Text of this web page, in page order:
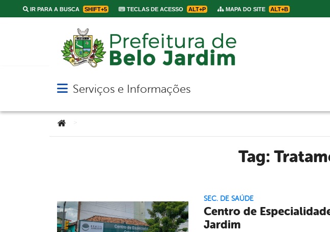
IR PARA A BUSCA SHIFT+5 TECLAS DE ACESSO ALT+P MAPA DO SITE ALT+B
Abrir menu principal de navegação
Serviços e Informações
Você está aqui:
Tag:
SEC. DE SAÚDE
Centro de
Jardim